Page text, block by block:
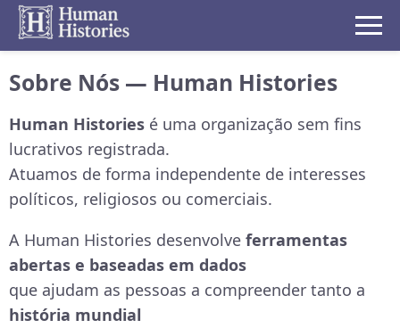
Sobre Nós — Human Histories
Human Histories é uma organização sem fins
lucrativos registrada.
Atuamos de forma independente de interesses
políticos, religiosos ou comerciais.
A Human Histories desenvolve ferramentas
abertas e baseadas em dados
que ajudam as pessoas a compreender tanto a
história mundial